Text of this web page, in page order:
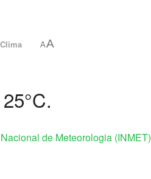
Clima AA
de Meteorologia (INMET)